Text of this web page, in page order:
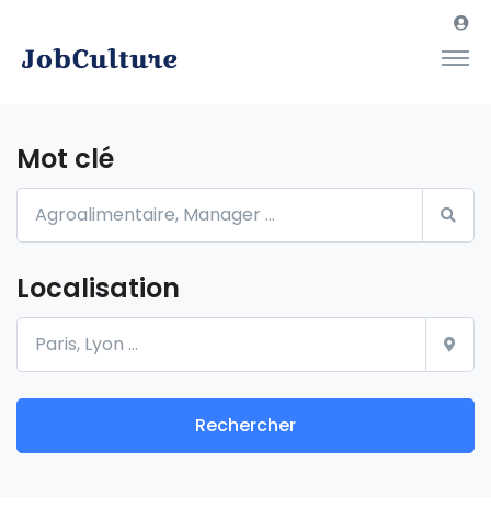
Mot clé
Localisation
Rechercher